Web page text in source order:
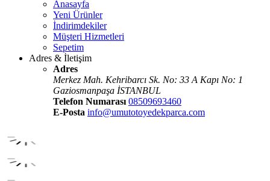
Anasayfa
Yeni Ürünler
İndirimdekiler
Müşteri Hizmetleri
Sepetim
Adres & İletişim
Adres
Merkez Mah. Kehribarcı Sk. No: 33 A Kapı No: 1
Gaziosmanpaşa İSTANBUL
Telefon Numarası 08509693460
E-Posta info@umutotoyedekparca.com